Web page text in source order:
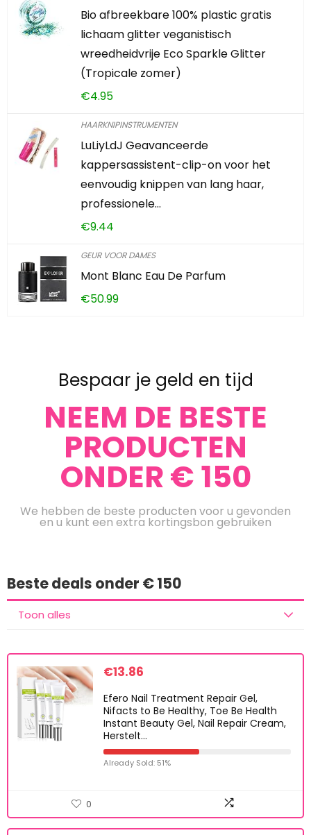
Bio afbreekbare 100% plastic gratis
lichaam glitter veganistisch
wreedheidvrije Eco Sparkle Glitter
(Tropicale zomer)
€4.95
HAARKNIPINSTRUMENTEN
LuLiyLdJ Geavanceerde
kappersassistent-clip-on voor het
eenvoudig knippen van lang haar,
professionele…
€9.44
GEUR VOOR DAMES
Mont Blanc Eau De Parfum
€50.99
Bespaar je geld en tijd
NEEM DE BESTE
PRODUCTEN
ONDER € 150
We hebben de beste producten voor u gevonden
en u kunt een extra kortingsbon gebruiken
Beste deals onder € 150
Toon alles
€13.86
Efero Nail Treatment Repair Gel,
Nifacts to Be Healthy, Toe Be Health
Instant Beauty Gel, Nail Repair Cream,
Herstelt…
Already Sold: 51%
0